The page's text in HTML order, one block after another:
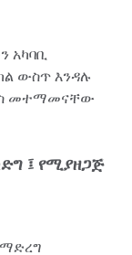
አካባቢ
ውስጥ እንዳሉ
መተማመናቸው
፤ የሚያዘጋጅ